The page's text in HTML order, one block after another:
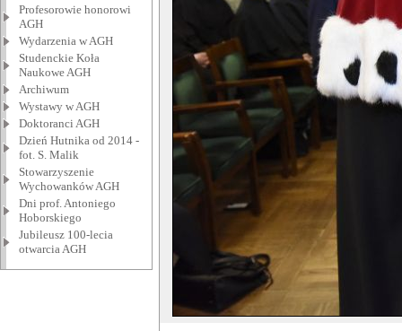
Profesorowie honorowi
AGH
Wydarzenia w AGH
Studenckie Koła
Naukowe AGH
Archiwum
Wystawy w AGH
Doktoranci AGH
Dzień Hutnika od 2014 -
fot. S. Malik
Stowarzyszenie
Wychowanków AGH
Dni prof. Antoniego
Hoborskiego
Jubileusz 100-lecia
otwarcia AGH